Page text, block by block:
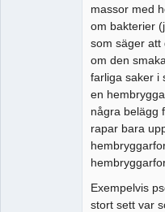
massor med
om bakterier
som säger att
om den
farliga saker i
en
några belägg
rapar bara
Exempelvis
stort sett var